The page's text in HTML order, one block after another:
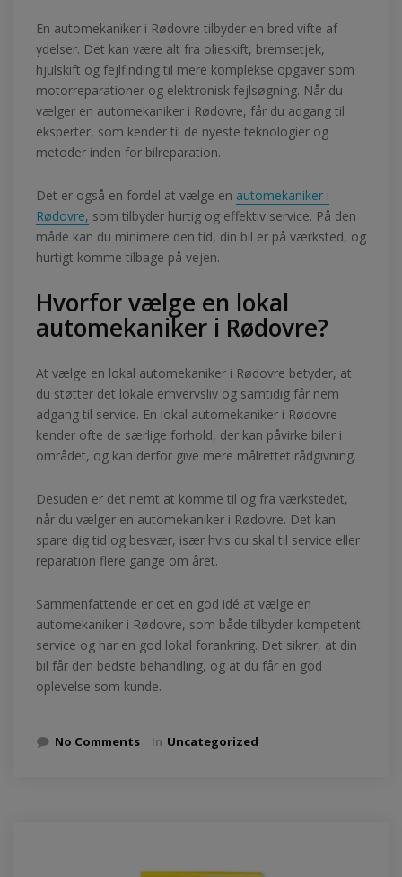
En automekaniker i Rødovre tilbyder en bred vifte af
ydelser. Det kan være alt fra olieskift, bremsetjek,
hjulskift og fejlfinding til mere komplekse opgaver som
motorreparationer og elektronisk fejlsøgning. Når du
vælger en automekaniker i Rødovre, får du adgang til
eksperter, som kender til de nyeste teknologier og
metoder inden for bilreparation.
Det er også en fordel at vælge en automekaniker i
Rødovre, som tilbyder hurtig og effektiv service. På den
måde kan du minimere den tid, din bil er på værksted, og
hurtigt komme tilbage på vejen.
Hvorfor vælge en lokal
automekaniker i Rødovre?
At vælge en lokal automekaniker i Rødovre betyder, at
du støtter det lokale erhvervsliv og samtidig får nem
adgang til service. En lokal automekaniker i Rødovre
kender ofte de særlige forhold, der kan påvirke biler i
området, og kan derfor give mere målrettet rådgivning.
Desuden er det nemt at komme til og fra værkstedet,
når du vælger en automekaniker i Rødovre. Det kan
spare dig tid og besvær, især hvis du skal til service eller
reparation flere gange om året.
Sammenfattende er det en god idé at vælge en
automekaniker i Rødovre, som både tilbyder kompetent
service og har en god lokal forankring. Det sikrer, at din
bil får den bedste behandling, og at du får en god
oplevelse som kunde.
No Comments In Uncategorized